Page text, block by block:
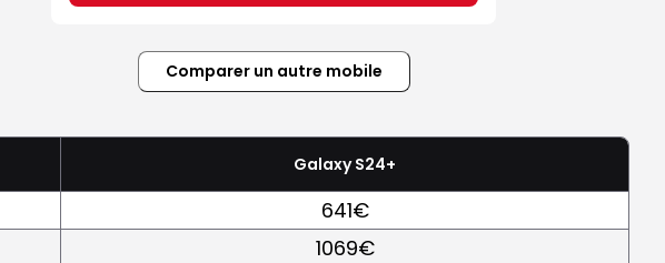
Comparer un autre mobile
Galaxy S24+
641€
1069€